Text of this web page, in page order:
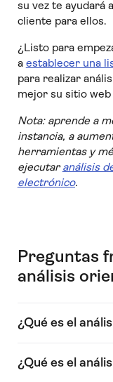
su vez te ayudará
cliente para ellos.
¿Listo para
a establecer una
para realizar
mejor su sitio web
Nota: aprende a
instancia, a
herramientas y
ejecutar análisis
electrónico.
Preguntas
análisis
¿Qué es el
¿Qué es el